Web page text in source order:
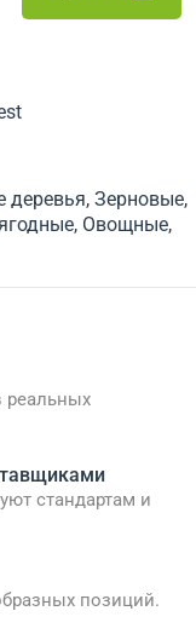
деревья, Зерновые,
Овощные,
реальных
стандартам и
позиций.